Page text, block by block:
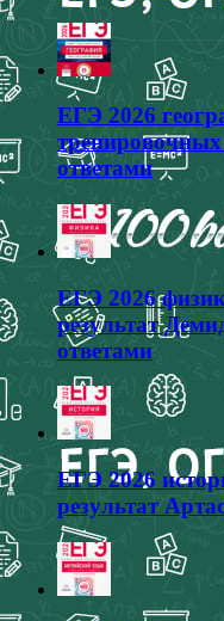
ЕГЭ 2026
ответами
ЕГЭ 2026
результат
ответами
ЕГЭ 2026
результат